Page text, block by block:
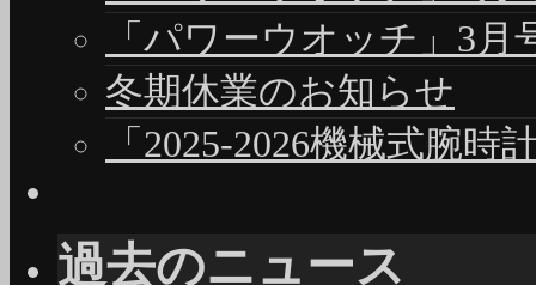
「パワーウオッチ」3月
冬期休業のお知らせ
「2025-2026機械式腕時
過去のニュース